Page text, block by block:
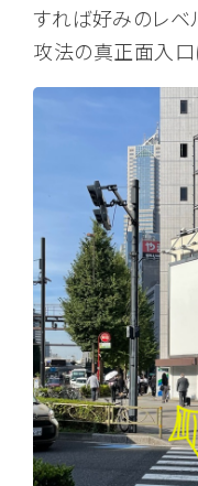
すれば好みのレベ
攻法の真正面入口